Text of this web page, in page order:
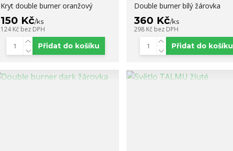
Kryt double burner oranžový
150 Kč/ks
124 Kč bez DPH
Přidat do košíku
Double burner bílý žárovka
360 Kč/ks
298 Kč bez DPH
Přidat do košíku